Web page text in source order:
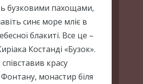
бузковими пахощами,
синє море мліє в
блакиті. Все це –
Костанді «Бузок».
красу
монастир біля